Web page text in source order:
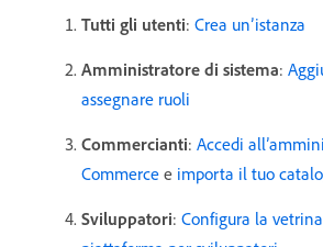
Tutti gli utenti: Crea un’istanza
Amministratore di sistema:
assegnare ruoli
Commercianti: Accedi
Commerce e importa il tuo
Sviluppatori: Configura la vetrina